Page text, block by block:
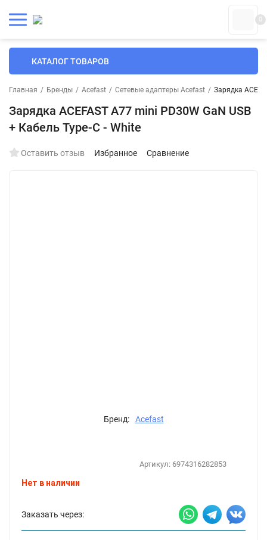
0
КАТАЛОГ ТОВАРОВ
Главная / Бренды / Acefast / Сетевые адаптеры Acefast / Зарядка
Зарядка ACEFAST A77 mini PD30W GaN USB
+ Кабель Type-C - White
Оставить отзыв Избранное Сравнение
Бренд: Acefast
Артикул: 6974316282853
Нет в наличии
Заказать через: